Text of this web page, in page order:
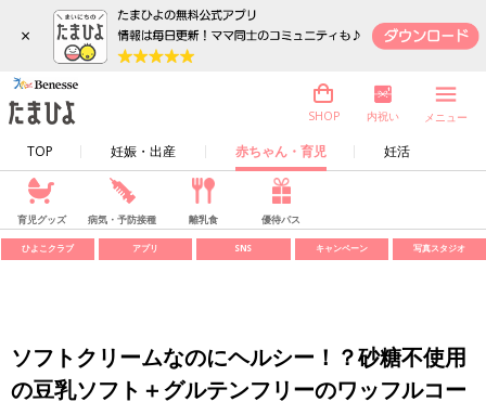
×
TOP 妊娠・出産 赤ちゃん・育児 妊活
SHOP 内祝い メニュー
育児グッズ 病気・予防接種 離乳食 優待パス
ひよこクラブ アプリ SNS キャンペーン 写真スタジオ
ソフトクリームなのにヘルシー！？砂糖不使用
の豆乳ソフト＋グルテンフリーのワッフルコー